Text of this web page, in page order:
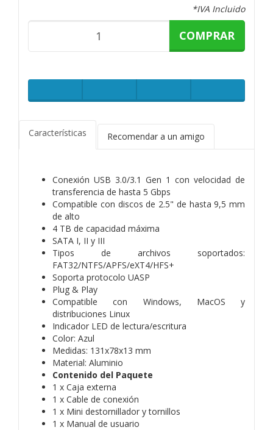
*IVA Incluido
COMPRAR
Características Recomendar a un amigo
Conexión USB 3.0/3.1 Gen 1 con velocidad de
transferencia de hasta 5 Gbps
Compatible con discos de 2.5" de hasta 9,5 mm
de alto
4 TB de capacidad máxima
SATA I, II y III
Tipos de archivos soportados:
FAT32/NTFS/APFS/eXT4/HFS+
Soporta protocolo UASP
Plug & Play
Compatible con Windows, MacOS y
distribuciones Linux
Indicador LED de lectura/escritura
Color: Azul
Medidas: 131x78x13 mm
Material: Aluminio
Contenido del Paquete
1 x Caja externa
1 x Cable de conexión
1 x Mini destornillador y tornillos
1 x Manual de usuario